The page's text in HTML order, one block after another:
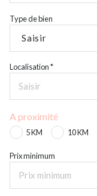
Type de bien
Saisir
Localisation *
A proximité
5 KM 10 KM
Prix minimum